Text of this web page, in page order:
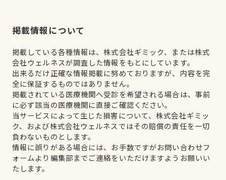
掲載情報について
掲載している各種情報は、株式会社ギミック、または株式
会社ウェルネスが調査した情報をもとにしています。
出来るだけ正確な情報掲載に努めておりますが、内容を完
全に保証するものではありません。
掲載されている医療機関へ受診を希望される場合は、事前
に必ず該当の医療機関に直接ご確認ください。
当サービスによって生じた損害について、株式会社ギミッ
ク、および株式会社ウェルネスではその賠償の責任を一切
負わないものとします。
情報に誤りがある場合には、お手数ですがお問い合わせフ
ォームより編集部までご連絡をいただけますようお願いい
たします。